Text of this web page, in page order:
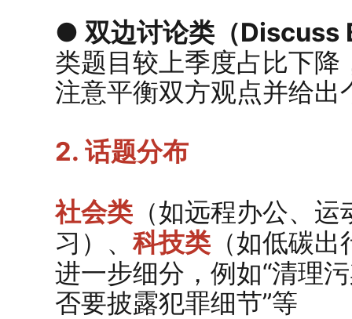
● 双边讨论类（Discuss
类题目较上季度占比下
注意平衡双方观点并给出
2. 话题分布
社会类 （如远程办公、运
习）、 科技类 （如低碳
进一步细分，例如“清理
否要披露犯罪细节”等